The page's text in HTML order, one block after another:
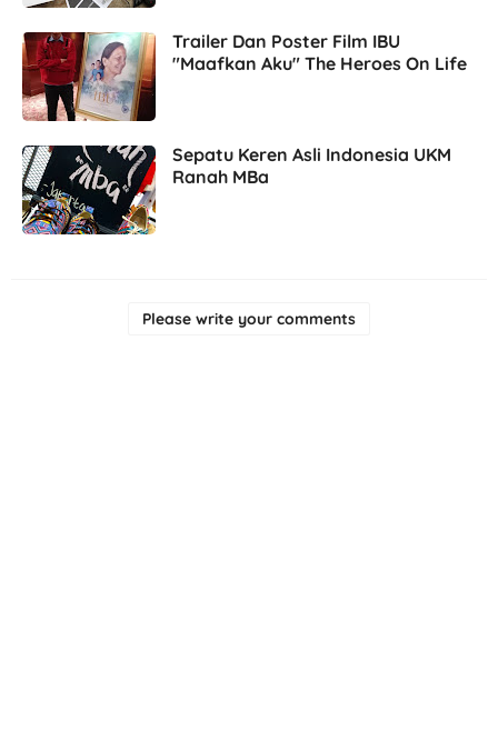
Trailer Dan Poster Film IBU
"Maafkan Aku" The Heroes On Life
Sepatu Keren Asli Indonesia UKM
Ranah MBa
Please write your comments